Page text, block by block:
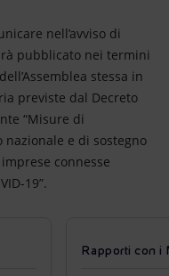
nell’avviso di
pubblicato nei termini
stessa in
previste dal Decreto
“Misure di
e di sostegno
connesse
19”.
Rapporti con i